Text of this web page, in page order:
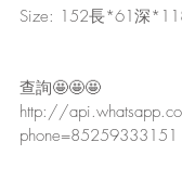
Size: 152長*61深
查詢🤩🤩🤩
http://
phone=85259333151